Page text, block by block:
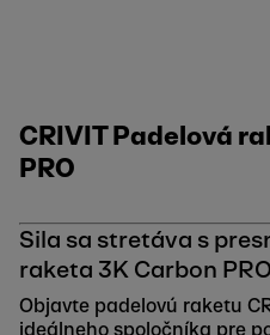
CRIVIT Padelová
PRO
Sila sa stretáva s
raketa 3K Carbon PRO
Objavte padelovú raketu
ideálneho spoločníka pre